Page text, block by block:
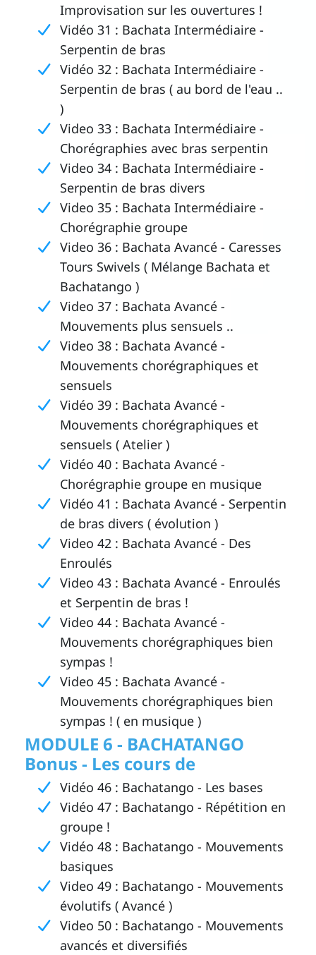
Improvisation sur les ouvertures !
Vidéo 31 : Bachata Intermédiaire -
Serpentin de bras
Vidéo 32 : Bachata Intermédiaire -
Serpentin de bras ( au bord de l'eau ..
)
Video 33 : Bachata Intermédiaire -
Chorégraphies avec bras serpentin
Video 34 : Bachata Intermédiaire -
Serpentin de bras divers
Video 35 : Bachata Intermédiaire -
Chorégraphie groupe
Video 36 : Bachata Avancé - Caresses
Tours Swivels ( Mélange Bachata et
Bachatango )
Video 37 : Bachata Avancé -
Mouvements plus sensuels ..
Video 38 : Bachata Avancé -
Mouvements chorégraphiques et
sensuels
Vidéo 39 : Bachata Avancé -
Mouvements chorégraphiques et
sensuels ( Atelier )
Vidéo 40 : Bachata Avancé -
Chorégraphie groupe en musique
Vidéo 41 : Bachata Avancé - Serpentin
de bras divers ( évolution )
Video 42 : Bachata Avancé - Des
Enroulés
Video 43 : Bachata Avancé - Enroulés
et Serpentin de bras !
Video 44 : Bachata Avancé -
Mouvements chorégraphiques bien
sympas !
Video 45 : Bachata Avancé -
Mouvements chorégraphiques bien
sympas ! ( en musique )
MODULE 6 - BACHATANGO
Bonus - Les cours de
Vidéo 46 : Bachatango - Les bases
Vidéo 47 : Bachatango - Répétition en
groupe !
Vidéo 48 : Bachatango - Mouvements
basiques
Video 49 : Bachatango - Mouvements
évolutifs ( Avancé )
Video 50 : Bachatango - Mouvements
avancés et diversifiés